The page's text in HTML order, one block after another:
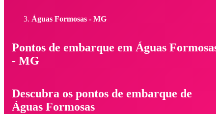
Águas Formosas - MG
Pontos de embarque em Águas Formosas
- MG
Descubra os pontos de embarque de
Águas Formosas